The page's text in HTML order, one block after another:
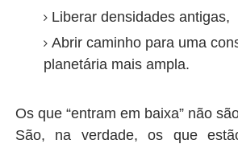
Liberar densidades antigas,
Abrir caminho para uma
planetária mais ampla.
Os que “entram em baixa” não
São, na verdade, os que